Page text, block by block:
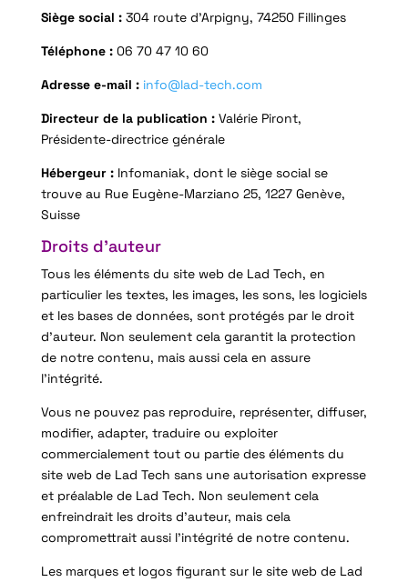
Siège social :304 route d’Arpigny, 74250 Fillinges
Téléphone :06 70 47 10 60
Adresse e-mail : info@lad-tech.com
Directeur de la publication :Valérie Piront,
Présidente-directrice générale
Hébergeur :Infomaniak, dont le siège social se
trouve au Rue Eugène-Marziano 25, 1227 Genève,
Suisse
Droits d’auteur
Tous les éléments du site web de Lad Tech, en
particulier les textes, les images, les sons, les logiciels
et les bases de données, sont protégés par le droit
d’auteur. Non seulement cela garantit la protection
de notre contenu, mais aussi cela en assure
l’intégrité.
Vous ne pouvez pas reproduire, représenter, diffuser,
modifier, adapter, traduire ou exploiter
commercialement tout ou partie des éléments du
site web de Lad Tech sans une autorisation expresse
et préalable de Lad Tech. Non seulement cela
enfreindrait les droits d’auteur, mais cela
compromettrait aussi l’intégrité de notre contenu.
Les marques et logos figurant sur le site web de Lad